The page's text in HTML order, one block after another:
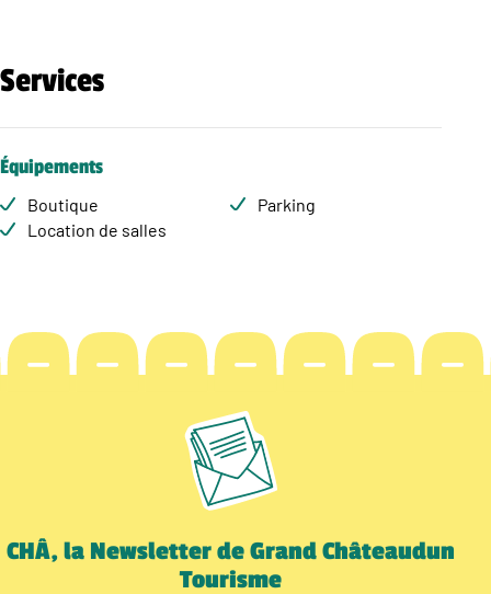
Services
Équipements
Boutique
Location de salles
Parking
CHÂ, la Newsletter de Grand Châteaudun
Tourisme